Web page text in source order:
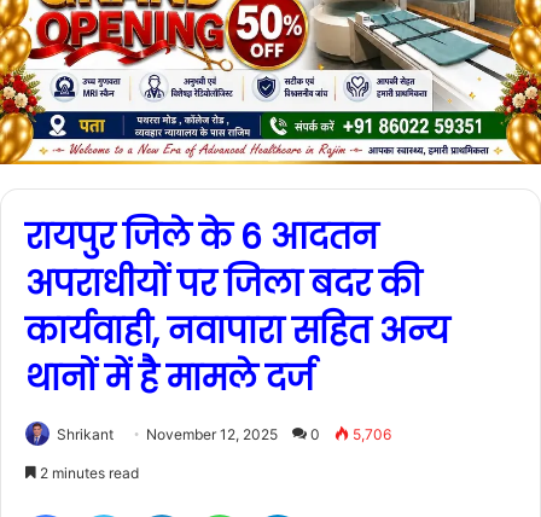
रायपुर जिले के 6 आदतन
अपराधीयों पर जिला बदर की
कार्यवाही, नवापारा सहित अन्य
थानों में है मामले दर्ज
Shrikant November 12, 2025 0 5,706
2 minutes read